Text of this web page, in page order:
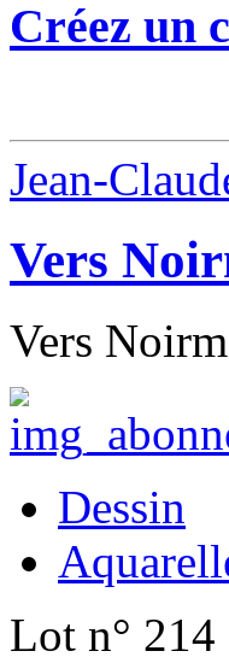
Créez un
Jean-
Vers
Vers
Dessin
Lot n° 214